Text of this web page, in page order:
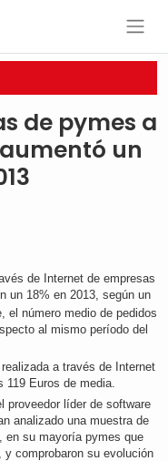
de pymes a
un
de Internet de empresas
un 18% en 2013, según un
el número medio de pedidos
al mismo período del
a través de Internet
119 Euros de media.
proveedor líder de software
analizado una muestra de
en su mayoría pymes que
comprobaron su evolución